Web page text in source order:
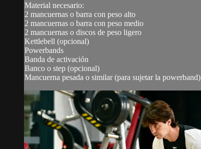
Material necesario:
2 mancuernas o barra con peso alto
2 mancuernas o barra con peso medio
2 mancuernas o discos de peso ligero
Kettlebell (opcional)
Powerbands
Banda de activación
Banco o step (opcional)
Mancuerna pesada o similar (para sujetar la powerband)